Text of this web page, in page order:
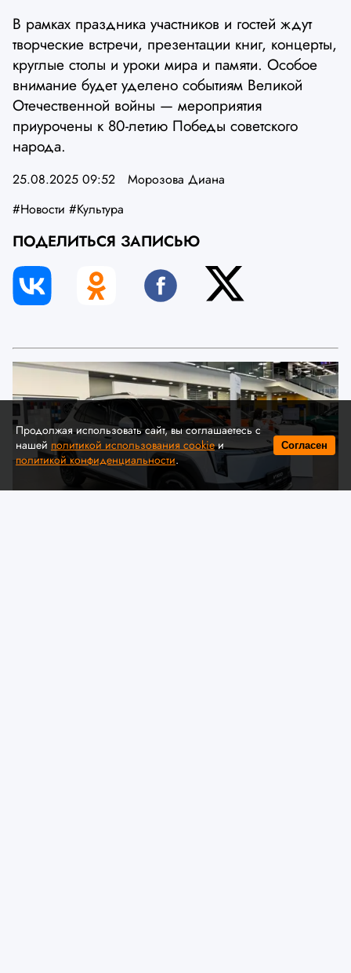
В рамках праздника участников и гостей ждут
творческие встречи, презентации книг, концерты,
круглые столы и уроки мира и памяти. Особое
внимание будет уделено событиям Великой
Отечественной войны — мероприятия
приурочены к 80-летию Победы советского
народа.
25.08.2025 09:52
Морозова Диана
#Новости #Культура
ПОДЕЛИТЬСЯ ЗАПИСЬЮ
Продолжая использовать сайт, вы соглашаетесь с
нашей политикой использования cookieи
политикой конфиденциальности.
Согласен